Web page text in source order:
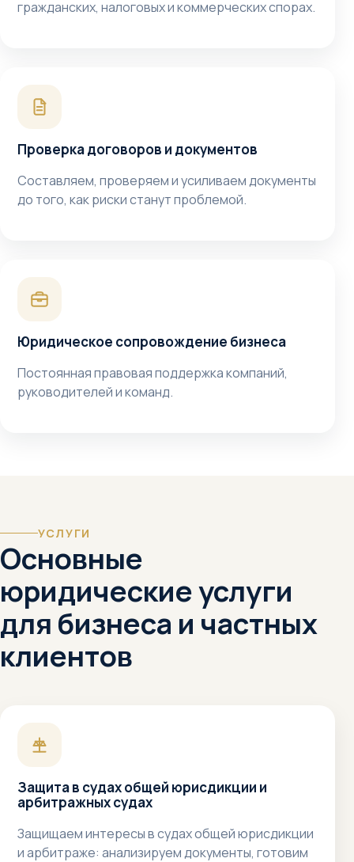
гражданских, налоговых и коммерческих спорах.
Проверка договоров и документов
Составляем, проверяем и усиливаем документы
до того, как риски станут проблемой.
Юридическое сопровождение бизнеса
Постоянная правовая поддержка компаний,
руководителей и команд.
УСЛУГИ
Основные
юридические услуги
для бизнеса и частных
клиентов
Защита в судах общей юрисдикции и
арбитражных судах
Защищаем интересы в судах общей юрисдикции
и арбитраже: анализируем документы, готовим